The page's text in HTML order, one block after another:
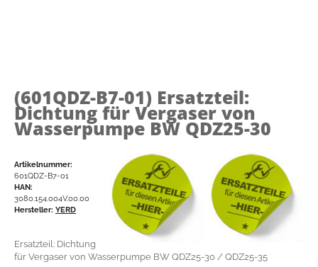
(601QDZ-B7-01) Ersatzteil:
Dichtung für Vergaser von
Wasserpumpe BW QDZ25-30
Artikelnummer:
601QDZ-B7-01
HAN:
3080.154.004V.00.00
Hersteller: YERD
Ersatzteil: Dichtung
für Vergaser von Wasserpumpe BW QDZ25-30 / QDZ25-35